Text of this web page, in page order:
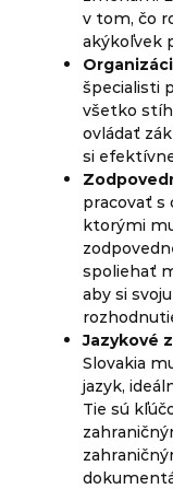
v tom, čo
akýkoľvek
špecialisti
všetko
ovládať
si
pracovať s
ktorými
spoliehať
aby si
Jazykové
Slovakia
jazyk,
Tie sú